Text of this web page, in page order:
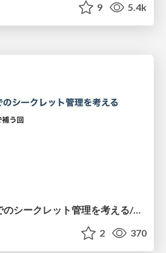
9 5.4k
さくらのクラウドでのシークレット管理を考える/tamachi.sre#2
2 370